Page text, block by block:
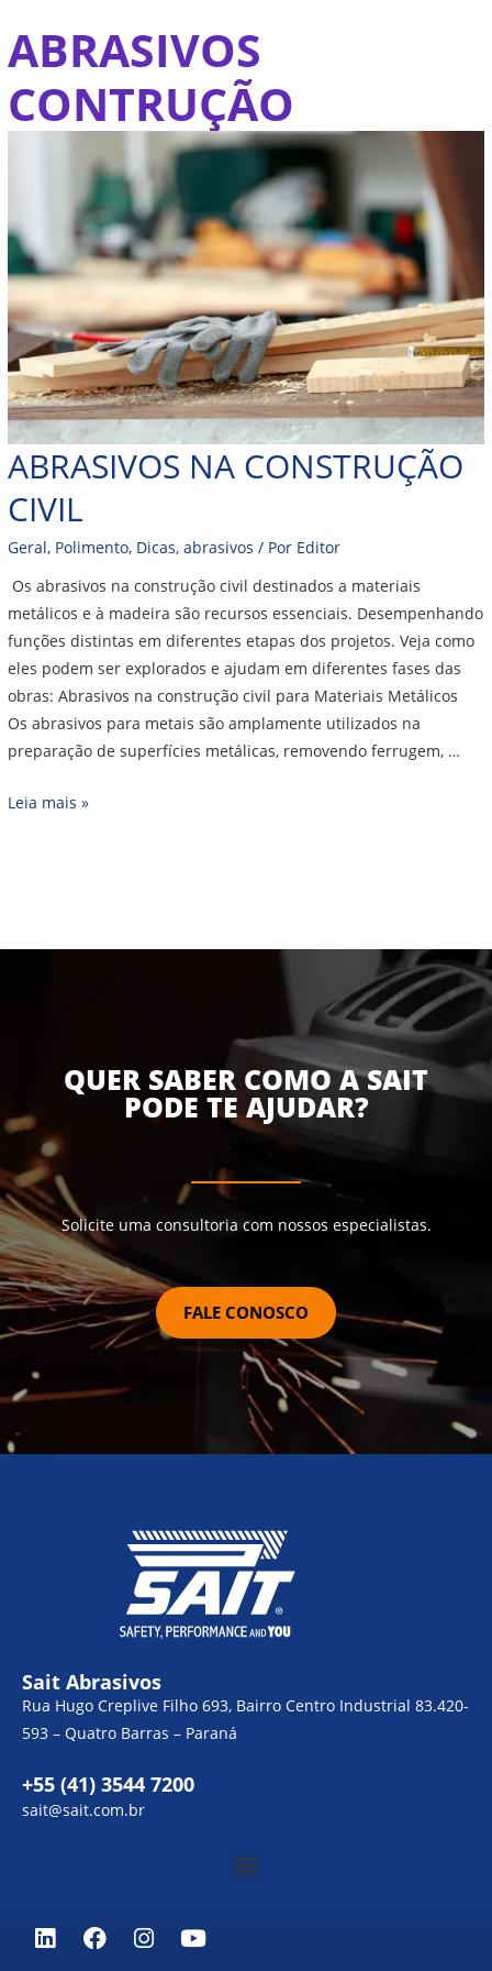
para
conteúdo
ABRASIVOS
CONTRUÇÃO
ABRASIVOS NA CONSTRUÇÃO
CIVIL
Geral, Polimento, Dicas,abrasivos / Por Editor
Os abrasivos na construção civil destinados a materiais
metálicos e à madeira são recursos essenciais. Desempenhando
funções distintas em diferentes etapas dos projetos. Veja como
eles podem ser explorados e ajudam em diferentes fases das
obras: Abrasivos na construção civil para Materiais Metálicos
Os abrasivos para metais são amplamente utilizados na
preparação de superfícies metálicas, removendo ferrugem, …
Abrasivos
na
construção
civil
Leia mais »
QUER SABER COMO A SAIT
PODE TE AJUDAR?
Solicite uma consultoria com nossos especialistas.
FALE CONOSCO
Sait Abrasivos
Rua Hugo Creplive Filho 693, Bairro Centro Industrial 83.420-
593 – Quatro Barras – Paraná
+55 (41) 3544 7200
sait@sait.com.br
Menu
L
i
F
a
I
n
Y
o